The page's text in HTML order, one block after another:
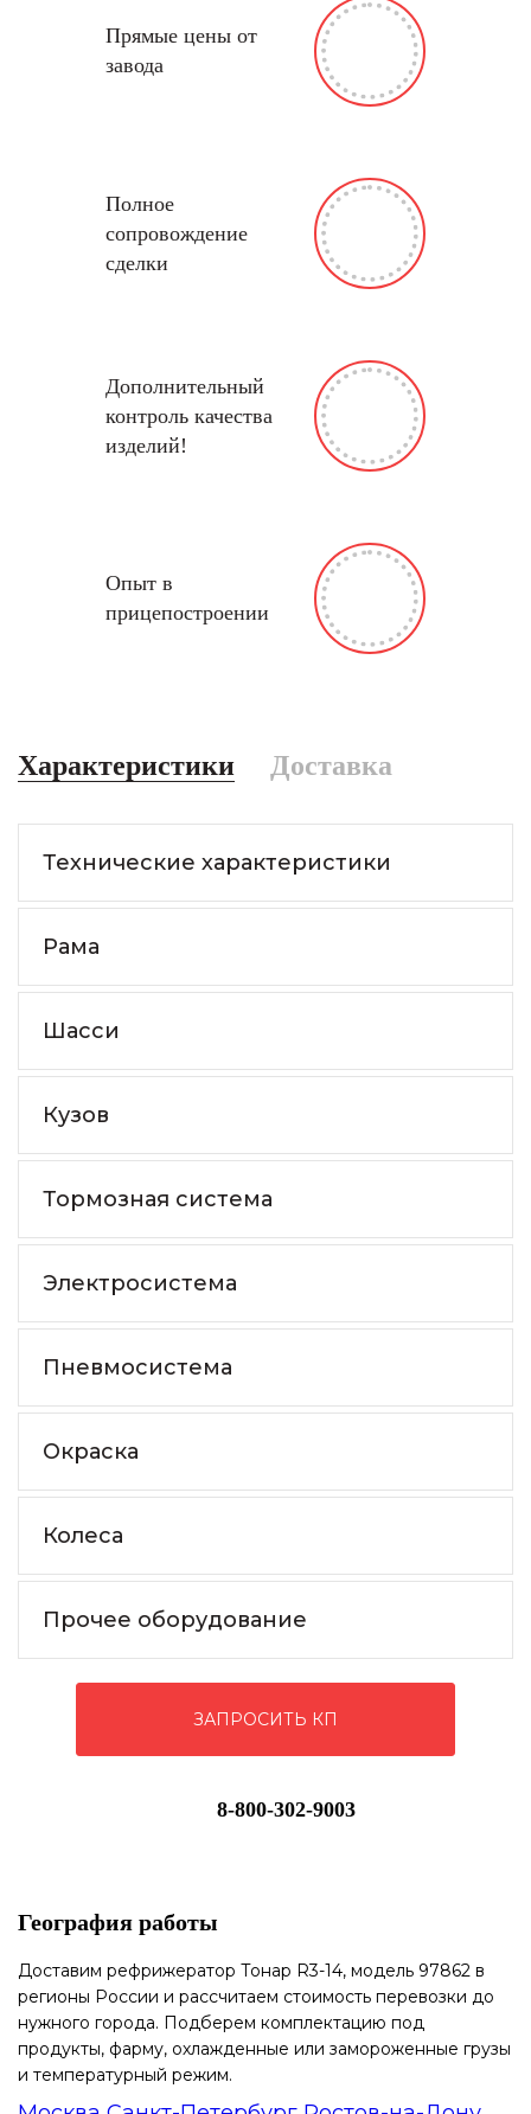
Прямые цены от
завода
Полное
сопровождение
сделки
Дополнительный
контроль качества
изделий!
Опыт в
прицепостроении
Характеристики Доставка
Технические характеристики
Рама
Шасси
Кузов
Тормозная система
Электросистема
Пневмосистема
Окраска
Колеса
Прочее оборудование
ЗАПРОСИТЬ КП
8-800-302-9003
География работы
Доставим рефрижератор Тонар R3-14, модель 97862 в
регионы России и рассчитаем стоимость перевозки до
нужного города. Подберем комплектацию под
продукты, фарму, охлажденные или замороженные грузы
и температурный режим.